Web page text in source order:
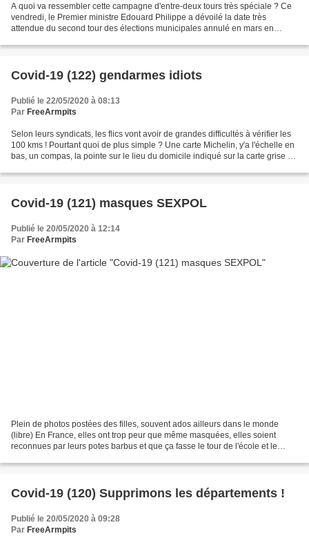
A quoi va ressembler cette campagne d'entre-deux tours très spéciale ? Ce
vendredi, le Premier ministre Edouard Philippe a dévoilé la date très
attendue du second tour des élections municipales annulé en mars en
Covid-19 (122) gendarmes idiots
Publié le 22/05/2020 à 08:13
Par FreeArmpits
Selon leurs syndicats, les flics vont avoir de grandes difficultés à vérifier les
100 kms ! Pourtant quoi de plus simple ? Une carte Michelin, y'a l'échelle en
bas, un compas, la pointe sur le lieu du domicile indiqué sur la carte grise et
Covid-19 (121) masques SEXPOL
Publié le 20/05/2020 à 12:14
Par FreeArmpits
Plein de photos postées des filles, souvent ados ailleurs dans le monde
(libre) En France, elles ont trop peur que même masquées, elles soient
reconnues par leurs potes barbus et que ça fasse le tour de l'école et le
Covid-19 (120) Supprimons les départements !
Publié le 20/05/2020 à 09:28
Par FreeArmpits